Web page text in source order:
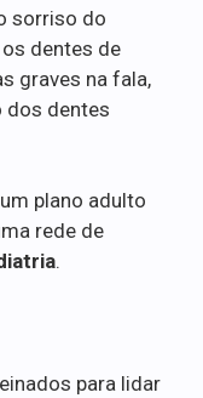
sorriso do
dentes de
graves na fala,
dos dentes
plano adulto
rede de
.
para lidar